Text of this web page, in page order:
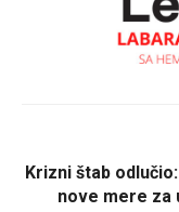
Krizni štab
nove mere za